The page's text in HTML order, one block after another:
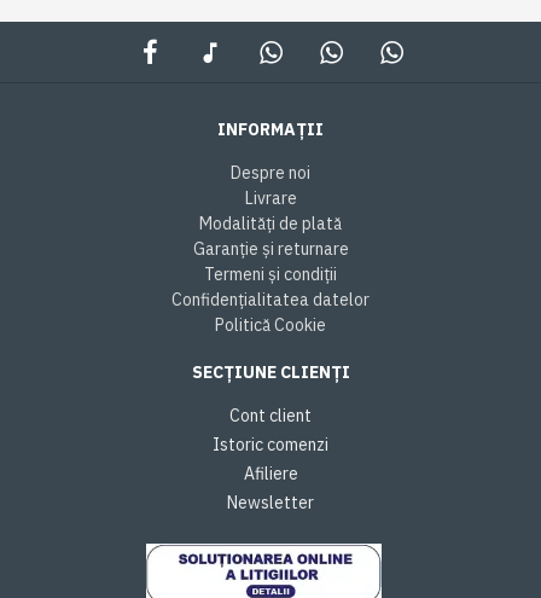
INFORMAȚII
Despre noi
Livrare
Modalități de plată
Garanție și returnare
Termeni și condiții
Confidențialitatea datelor
Politică Cookie
SECȚIUNE CLIENȚI
Cont client
Istoric comenzi
Afiliere
Newsletter